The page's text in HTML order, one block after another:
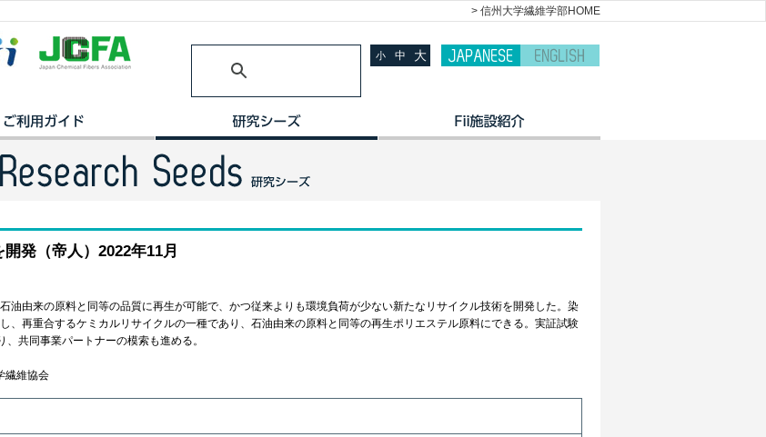
> 信州大学繊維学部HOME
小 中 大
発（帝人）2022年11月
由来の原料と同等の品質に再生が可能で、かつ従来よりも環境負荷が少ない新たなリサイクル技術を開発した。染
、再重合するケミカルリサイクルの一種であり、石油由来の原料と同等の再生ポリエステル原料にできる。実証試験
共同事業パートナーの模索も進める。
繊維協会